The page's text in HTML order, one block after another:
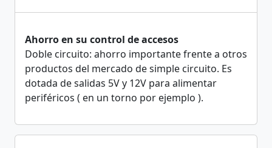
Ahorro en su control de accesos
Doble circuito: ahorro importante frente a otros
productos del mercado de simple circuito. Es
dotada de salidas 5V y 12V para alimentar
periféricos ( en un torno por ejemplo ).